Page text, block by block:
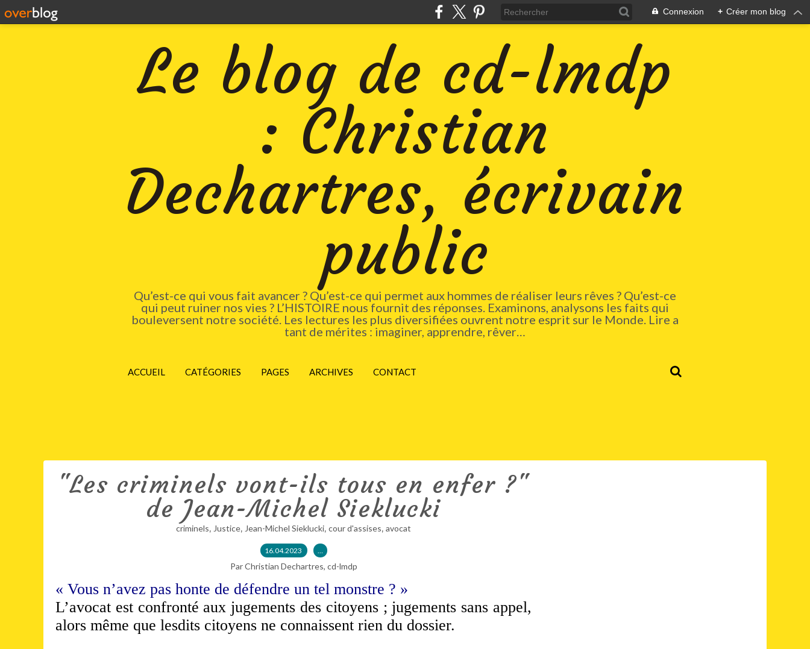
Connexion + Créer mon blog
Le blog de cd-lmdp
: Christian
Dechartres, écrivain
public
Qu’est-ce qui vous fait avancer ? Qu’est-ce qui permet aux hommes de réaliser leurs rêves ? Qu’est-ce
qui peut ruiner nos vies ? L’HISTOIRE nous fournit des réponses. Examinons, analysons les faits qui
bouleversent notre société. Les lectures les plus diversifiées ouvrent notre esprit sur le Monde. Lire a
tant de mérites : imaginer, apprendre, rêver…
ACCUEIL CATÉGORIES PAGES ARCHIVES CONTACT
"Les criminels vont-ils tous en enfer ?"
de Jean-Michel Sieklucki
criminels, Justice, Jean-Michel Sieklucki, cour d'assises, avocat
16.04.2023 …
Par Christian Dechartres, cd-lmdp
« Vous n’avez pas honte de défendre un tel monstre ? »
L’avocat est confronté aux jugements des citoyens ; jugements sans appel,
alors même que lesdits citoyens ne connaissent rien du dossier.